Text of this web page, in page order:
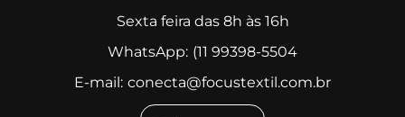
Sexta feira das 8h às 16h
WhatsApp: (11 99398-5504
E-mail: conecta@focustextil.com.br